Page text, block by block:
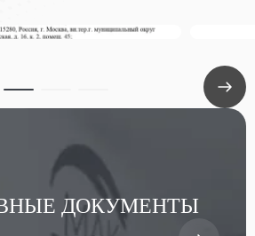
ДОКУМЕНТЫ